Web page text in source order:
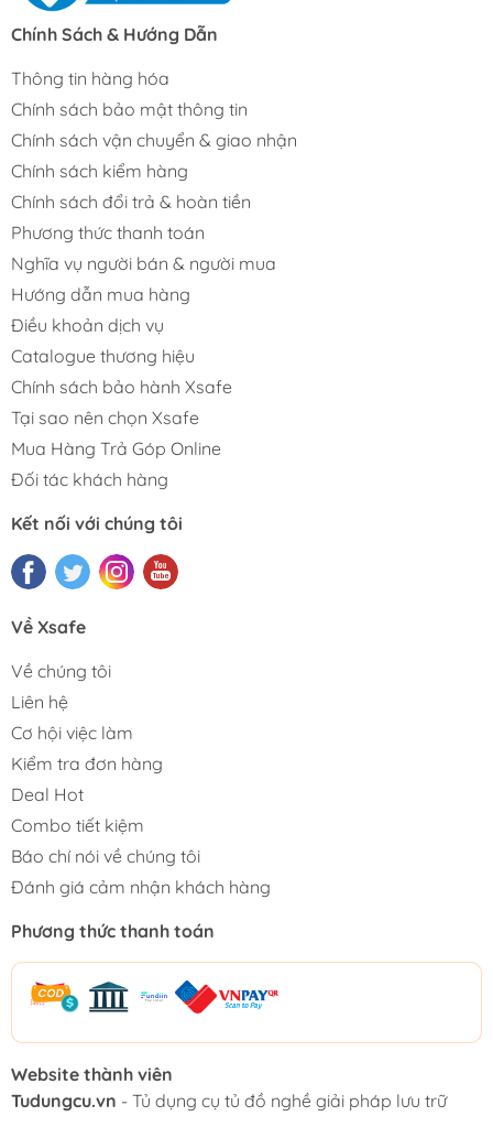
Chính Sách & Hướng Dẫn
Thông tin hàng hóa
Chính sách bảo mật thông tin
Chính sách vận chuyển & giao nhận
Chính sách kiểm hàng
Chính sách đổi trả & hoàn tiền
Phương thức thanh toán
Nghĩa vụ người bán & người mua
Hướng dẫn mua hàng
Điều khoản dịch vụ
Catalogue thương hiệu
Chính sách bảo hành Xsafe
Tại sao nên chọn Xsafe
Mua Hàng Trả Góp Online
Đối tác khách hàng
Kết nối với chúng tôi
Về Xsafe
Về chúng tôi
Liên hệ
Cơ hội việc làm
Kiểm tra đơn hàng
Deal Hot
Combo tiết kiệm
Báo chí nói về chúng tôi
Đánh giá cảm nhận khách hàng
Phương thức thanh toán
Website thành viên
Tudungcu.vn - Tủ dụng cụ tủ đồ nghề giải pháp lưu trữ